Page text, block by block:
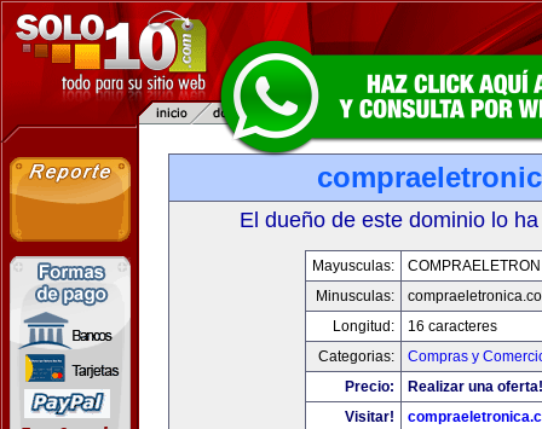
El dueño de este dominio lo
Mayusculas:
Minusculas:
Longitud:
16 caracteres
Categorias:
Compras y
Precio:
Realizar una oferta!
Visitar!